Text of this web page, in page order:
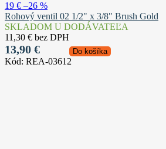
19 € –26 %
Rohový ventil 02 1/2" x 3/8" Brush Gold
SKLADOM U DODÁVATEĽA
11,30 € bez DPH
13,90 € Do košíka
Kód: REA-03612